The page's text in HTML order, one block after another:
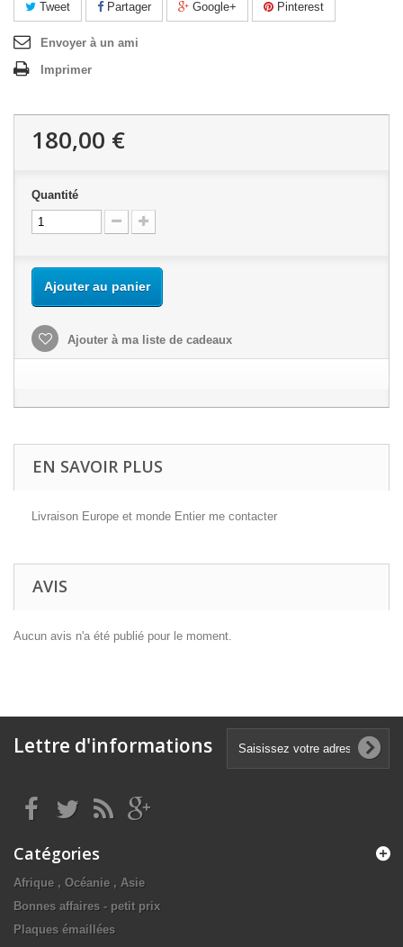
Tweet Partager Google+ Pinterest
Envoyer à un ami
Imprimer
180,00 €
Quantité
Ajouter au panier
Ajouter à ma liste de cadeaux
EN SAVOIR PLUS
Livraison Europe et monde Entier me contacter
AVIS
Aucun avis n'a été publié pour le moment.
Lettre d'informations
Catégories
Afrique , Océanie , Asie
Bonnes affaires - petit prix
Plaques émaillées